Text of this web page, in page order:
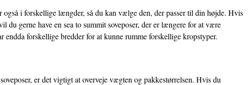
også i forskellige længder, så du kan vælge den, der passer til din højde. Hvis
du gerne have en sea to summit soveposer, der er længere for at være
endda forskellige bredder for at kunne rumme forskellige kropstyper.
er det vigtigt at overveje vægten og pakkestørrelsen. Hvis du